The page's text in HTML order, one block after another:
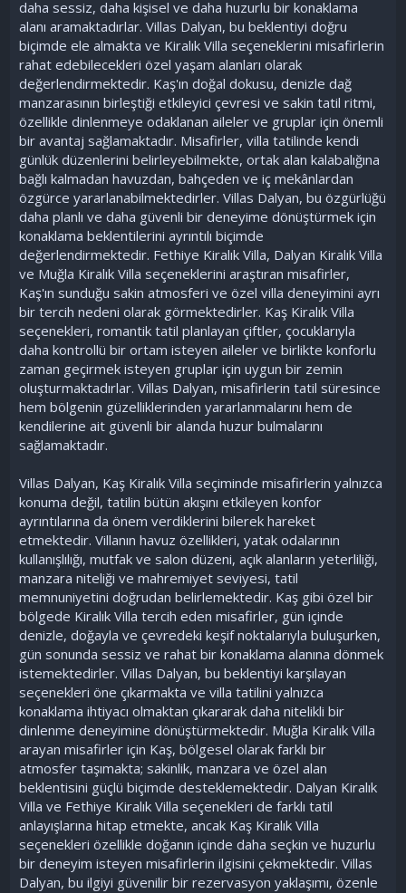
daha sessiz, daha kişisel ve daha huzurlu bir konaklama
alanı aramaktadırlar. Villas Dalyan, bu beklentiyi doğru
biçimde ele almakta ve Kiralık Villa seçeneklerini misafirlerin
rahat edebilecekleri özel yaşam alanları olarak
değerlendirmektedir. Kaş'ın doğal dokusu, denizle dağ
manzarasının birleştiği etkileyici çevresi ve sakin tatil ritmi,
özellikle dinlenmeye odaklanan aileler ve gruplar için önemli
bir avantaj sağlamaktadır. Misafirler, villa tatilinde kendi
günlük düzenlerini belirleyebilmekte, ortak alan kalabalığına
bağlı kalmadan havuzdan, bahçeden ve iç mekânlardan
özgürce yararlanabilmektedirler. Villas Dalyan, bu özgürlüğü
daha planlı ve daha güvenli bir deneyime dönüştürmek için
konaklama beklentilerini ayrıntılı biçimde
değerlendirmektedir. Fethiye Kiralık Villa, Dalyan Kiralık Villa
ve Muğla Kiralık Villa seçeneklerini araştıran misafirler,
Kaş'ın sunduğu sakin atmosferi ve özel villa deneyimini ayrı
bir tercih nedeni olarak görmektedirler. Kaş Kiralık Villa
seçenekleri, romantik tatil planlayan çiftler, çocuklarıyla
daha kontrollü bir ortam isteyen aileler ve birlikte konforlu
zaman geçirmek isteyen gruplar için uygun bir zemin
oluşturmaktadırlar. Villas Dalyan, misafirlerin tatil süresince
hem bölgenin güzelliklerinden yararlanmalarını hem de
kendilerine ait güvenli bir alanda huzur bulmalarını
sağlamaktadır.
Villas Dalyan, Kaş Kiralık Villa seçiminde misafirlerin yalnızca
konuma değil, tatilin bütün akışını etkileyen konfor
ayrıntılarına da önem verdiklerini bilerek hareket
etmektedir. Villanın havuz özellikleri, yatak odalarının
kullanışlılığı, mutfak ve salon düzeni, açık alanların yeterliliği,
manzara niteliği ve mahremiyet seviyesi, tatil
memnuniyetini doğrudan belirlemektedir. Kaş gibi özel bir
bölgede Kiralık Villa tercih eden misafirler, gün içinde
denizle, doğayla ve çevredeki keşif noktalarıyla buluşurken,
gün sonunda sessiz ve rahat bir konaklama alanına dönmek
istemektedirler. Villas Dalyan, bu beklentiyi karşılayan
seçenekleri öne çıkarmakta ve villa tatilini yalnızca
konaklama ihtiyacı olmaktan çıkararak daha nitelikli bir
dinlenme deneyimine dönüştürmektedir. Muğla Kiralık Villa
arayan misafirler için Kaş, bölgesel olarak farklı bir
atmosfer taşımakta; sakinlik, manzara ve özel alan
beklentisini güçlü biçimde desteklemektedir. Dalyan Kiralık
Villa ve Fethiye Kiralık Villa seçenekleri de farklı tatil
anlayışlarına hitap etmekte, ancak Kaş Kiralık Villa
seçenekleri özellikle doğanın içinde daha seçkin ve huzurlu
bir deneyim isteyen misafirlerin ilgisini çekmektedir. Villas
Dalyan, bu ilgiyi güvenilir bir rezervasyon yaklaşımı, özenle